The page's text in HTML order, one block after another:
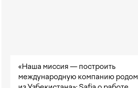
«Наша миссия — построить
международную компанию родом